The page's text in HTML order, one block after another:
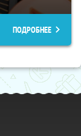
ПОДРОБНЕЕ